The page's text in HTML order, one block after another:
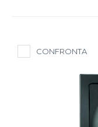
CONFRONTA